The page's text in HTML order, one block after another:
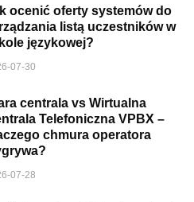
ocenić oferty systemów do
listą uczestników w
językowej?
07-30
centrala vs Wirtualna
Telefoniczna VPBX –
chmura operatora
07-28